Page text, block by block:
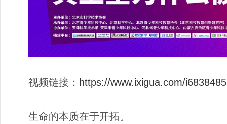
视频链接： https://www.ixigua.com/
生命的本质在于开拓。